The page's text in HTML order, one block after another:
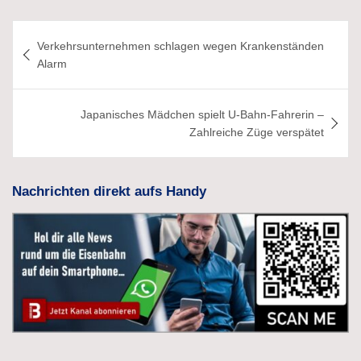
Verkehrsunternehmen schlagen wegen Krankenständen
Alarm
Japanisches Mädchen spielt U-Bahn-Fahrerin –
Zahlreiche Züge verspätet
Nachrichten direkt aufs Handy